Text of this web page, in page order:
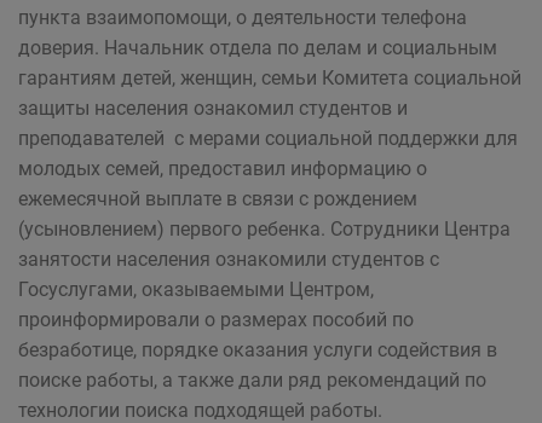
пункта взаимопомощи, о деятельности телефона
доверия. Начальник отдела по делам и социальным
гарантиям детей, женщин, семьи Комитета социальной
защиты населения ознакомил студентов и
преподавателей с мерами социальной поддержки для
молодых семей, предоставил информацию о
ежемесячной выплате в связи с рождением
(усыновлением) первого ребенка. Сотрудники Центра
занятости населения ознакомили студентов с
Госуслугами, оказываемыми Центром,
проинформировали о размерах пособий по
безработице, порядке оказания услуги содействия в
поиске работы, а также дали ряд рекомендаций по
технологии поиска подходящей работы.